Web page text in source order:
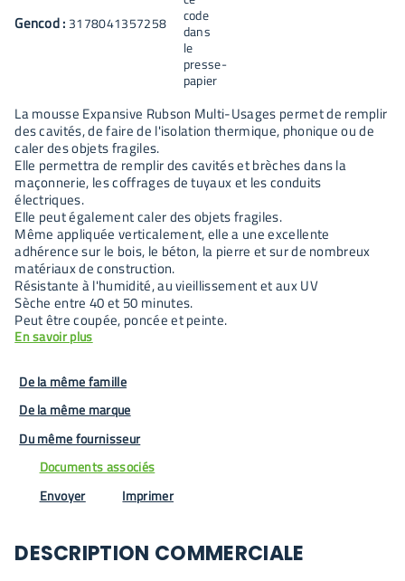
Gencod : 3178041357258
La mousse Expansive Rubson Multi-Usages permet de remplir
des cavités, de faire de l'isolation thermique, phonique ou de
caler des objets fragiles.
Elle permettra de remplir des cavités et brèches dans la
maçonnerie, les coffrages de tuyaux et les conduits
électriques.
Elle peut également caler des objets fragiles.
Même appliquée verticalement, elle a une excellente
adhérence sur le bois, le béton, la pierre et sur de nombreux
matériaux de construction.
Résistante à l'humidité, au vieillissement et aux UV
Sèche entre 40 et 50 minutes.
Peut être coupée, poncée et peinte.
En savoir plus
De la même famille
De la même marque
Du même fournisseur
Documents associés
Envoyer
Imprimer
DESCRIPTION COMMERCIALE